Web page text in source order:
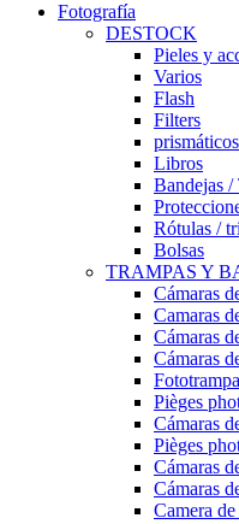
Fotografía
DESTOCK
Pieles y
Varios
Flash
Filters
prismáticos
Libros
Bandejas
Rótulas /
Bolsas
TRAMPAS Y
Cámaras
Camaras
Cámaras
Cámaras
Pièges
Cámaras
Pièges
Cámaras
Cámaras
Camera